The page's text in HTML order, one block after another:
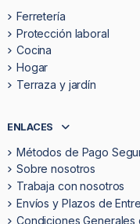
Ferretería
Protección laboral
Cocina
Hogar
Terraza y jardín
ENLACES
Métodos de Pago
Sobre nosotros
Trabaja con nosotros
Envíos y Plazos de
Condiciones Generales